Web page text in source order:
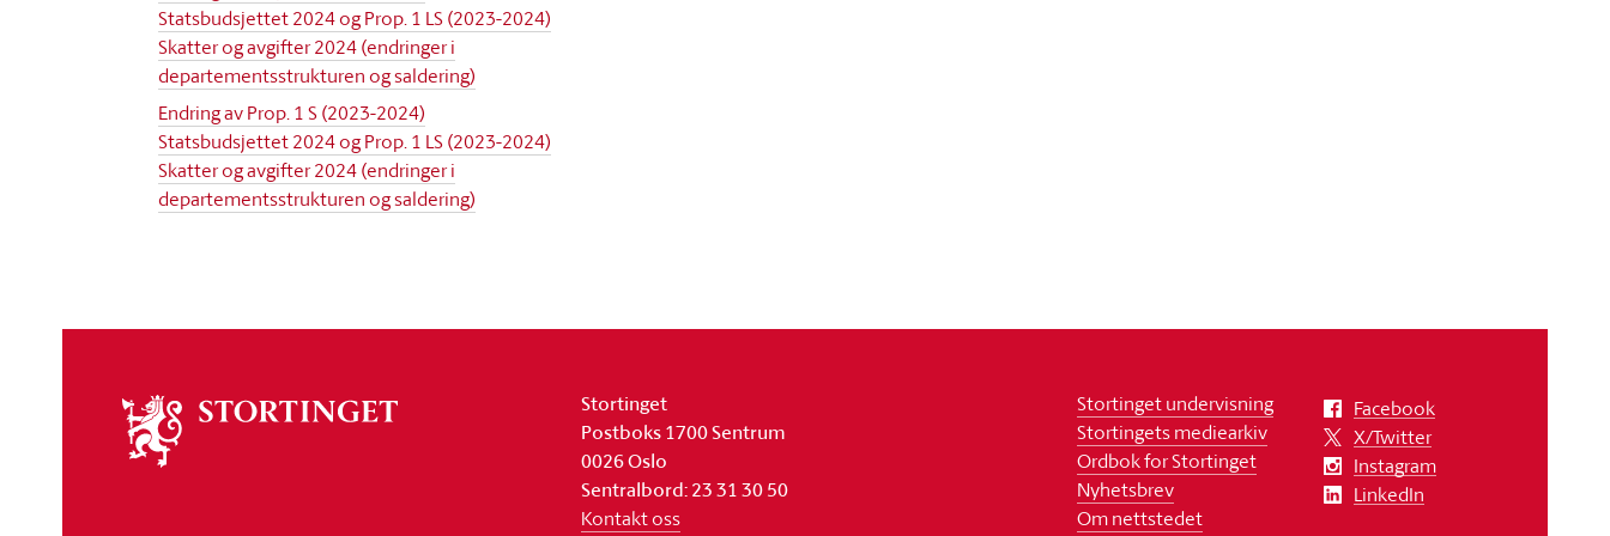
Statsbudsjettet 2024 og Prop. 1 LS (2023-2024)
Skatter og avgifter 2024 (endringer i
departementsstrukturen og saldering)
Endring av Prop. 1 S (2023-2024)
Statsbudsjettet 2024 og Prop. 1 LS (2023-2024)
Skatter og avgifter 2024 (endringer i
departementsstrukturen og saldering)
stortinget
Stortinget
Postboks 1700 Sentrum
0026 Oslo
Sentralbord: 23 31 30 50
Kontakt oss
Stortinget undervisning
Stortingets mediearkiv
Ordbok for Stortinget
Nyhetsbrev
Om nettstedet
Facebook
X/Twitter
Instagram
LinkedIn